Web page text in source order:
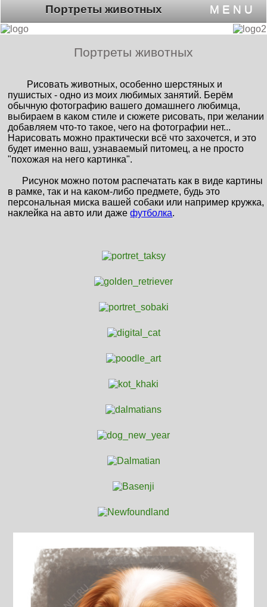
Портреты животных M E N U
Портреты животных
Рисовать животных, особенно шерстяных и
пушистых - одно из моих любимых занятий. Берём
обычную фотографию вашего домашнего любимца,
выбираем в каком стиле и сюжете рисовать, при желании
добавляем что-то такое, чего на фотографии нет...
Нарисовать можно практически всё что захочется, и это
будет именно ваш, узнаваемый питомец, а не просто
"похожая на него картинка".
Рисунок можно потом распечатать как в виде картины
в рамке, так и на каком-либо предмете, будь это
персональная миска вашей собаки или например кружка,
наклейка на авто или дажефутболка.